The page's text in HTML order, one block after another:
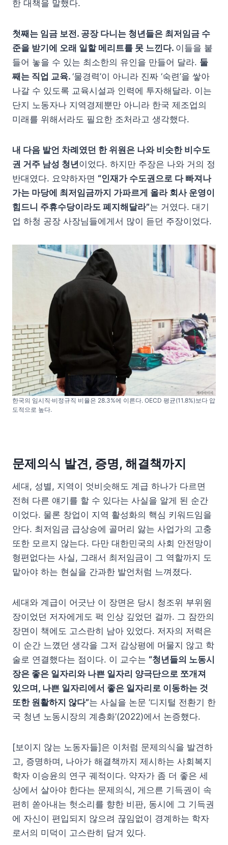
한 대책을 말했다.
첫째는 임금 보전. 공장 다니는 청년들은 최저임금 수
준을 받기에 오래 일할 메리트를 못 느낀다. 이들을 붙
들어 놓을 수 있는 최소한의 유인을 만들어 달라. 둘
째는 직업 교육. ‘물경력’이 아니라 진짜 ‘숙련’을 쌓아
나갈 수 있도록 교육시설과 인력에 투자해달라. 이는
단지 노동자나 지역경제뿐만 아니라 한국 제조업의
미래를 위해서라도 필요한 조처라고 생각했다.
내 다음 발언 차례였던 한 위원은 나와 비슷한 비수도
권 거주 남성 청년이었다. 하지만 주장은 나와 거의 정
반대였다. 요약하자면 “인재가 수도권으로 다 빠져나
가는 마당에 최저임금까지 가파르게 올라 회사 운영이
힘드니 주휴수당이라도 폐지해달라”는 거였다. 대기
업 하청 공장 사장님들에게서 많이 듣던 주장이었다.
한국의 임시직·비정규직 비율은 28.3%에 이른다. OECD 평균(11.8%)보다 압
도적으로 높다.
문제의식 발견, 증명, 해결책까지
세대, 성별, 지역이 엇비슷해도 계급 하나가 다르면
전혀 다른 얘기를 할 수 있다는 사실을 알게 된 순간
이었다. 물론 창업이 지역 활성화의 핵심 키워드임을
안다. 최저임금 급상승에 골머리 앓는 사업가의 고충
또한 모르지 않는다. 다만 대한민국의 사회 안전망이
형편없다는 사실, 그래서 최저임금이 그 역할까지 도
맡아야 하는 현실을 간과한 발언처럼 느껴졌다.
세대와 계급이 어긋난 이 장면은 당시 청조위 부위원
장이었던 저자에게도 퍽 인상 깊었던 걸까. 그 잠깐의
장면이 책에도 고스란히 남아 있었다. 저자의 저력은
이 순간 느꼈던 생각을 그저 감상평에 머물지 않고 학
술로 연결했다는 점이다. 이 교수는 “청년들의 노동시
장은 좋은 일자리와 나쁜 일자리 양극단으로 쪼개져
있으며, 나쁜 일자리에서 좋은 일자리로 이동하는 것
또한 원활하지 않다”는 사실을 논문 ‘디지털 전환기 한
국 청년 노동시장의 계층화’(2022)에서 논증했다.
[보이지 않는 노동자들]은 이처럼 문제의식을 발견하
고, 증명하며, 나아가 해결책까지 제시하는 사회복지
학자 이승윤의 연구 궤적이다. 약자가 좀 더 좋은 세
상에서 살아야 한다는 문제의식, 게으른 기득권이 속
편히 쏟아내는 헛소리를 향한 비판, 동시에 그 기득권
에 자신이 편입되지 않으려 끊임없이 경계하는 학자
로서의 미덕이 고스란히 담겨 있다.